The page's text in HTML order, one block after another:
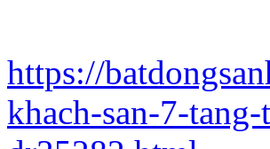
https://
khach-san-7-